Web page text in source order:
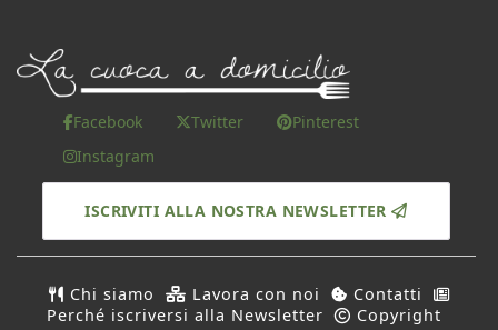
Facebook Twitter
Pinterest
Instagram
ISCRIVITI ALLA NOSTRA NEWSLETTER
Chi siamo Lavora con noi
Contatti
Perché iscriversi alla Newsletter
Copyright